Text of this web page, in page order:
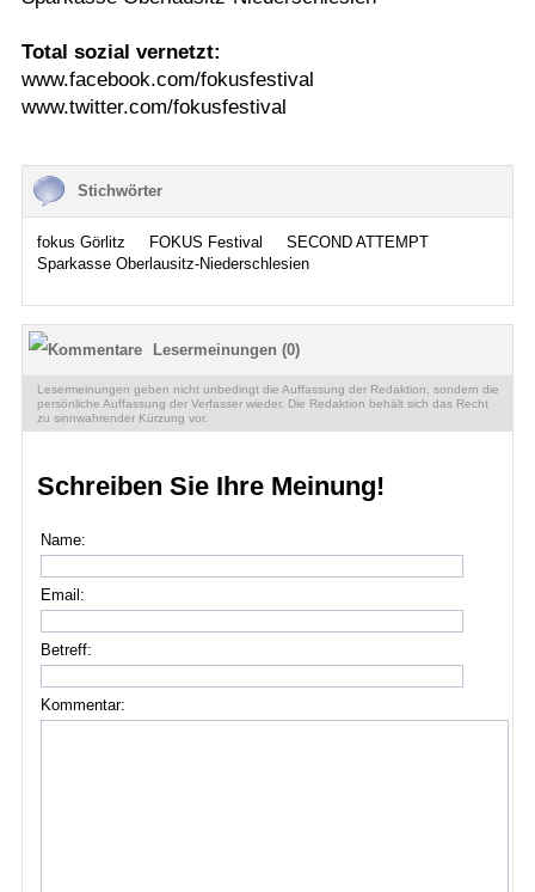
Total sozial vernetzt:
www.facebook.com/fokusfestival
www.twitter.com/fokusfestival
Stichwörter
fokus Görlitz FOKUS Festival
SECOND ATTEMPT
Sparkasse Oberlausitz-Niederschlesien
Lesermeinungen (0)
Lesermeinungen geben nicht unbedingt die Auffassung der Redaktion, sondern die
persönliche Auffassung der Verfasser wieder. Die Redaktion behält sich das Recht
zu sinnwahrender Kürzung vor.
Schreiben Sie Ihre Meinung!
Name:
Email:
Betreff:
Kommentar: